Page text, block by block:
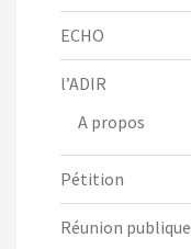
ECHO
l’ADIR
A propos
Pétition
Réunion publique